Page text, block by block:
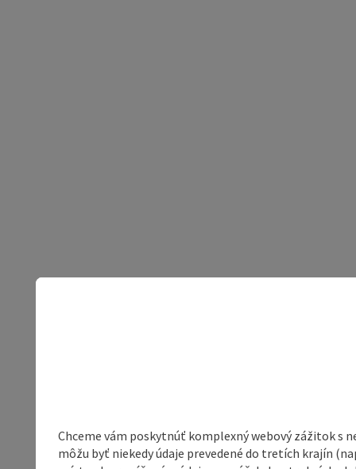
Chceme vám poskytnúť komplexný webový zážitok s
môžu byť niekedy údaje prevedené do tretích krajín